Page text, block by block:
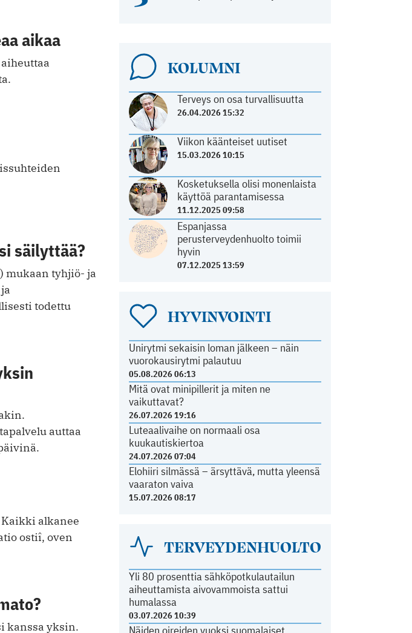
aikaa
säilyttää?
mukaan tyhjiö- ja
todettu
auttaa
alkanee
ostiî, oven
kanssa yksin.
KOLUMNI
Terveys on osa turvallisuutta
26.04.2026 15:32
Viikon käänteiset uutiset
15.03.2026 10:15
Kosketuksella olisi monenlaista
käyttöä parantamisessa
11.12.2025 09:58
Espanjassa
perusterveydenhuolto toimii
hyvin
07.12.2025 13:59
HYVINVOINTI
Unirytmi sekaisin loman jälkeen – näin
vuorokausirytmi palautuu
05.08.2026 06:13
Mitä ovat minipillerit ja miten ne
vaikuttavat?
26.07.2026 19:16
Luteaalivaihe on normaali osa
kuukautiskiertoa
24.07.2026 07:04
Elohiiri silmässä – ärsyttävä, mutta yleensä
vaaraton vaiva
15.07.2026 08:17
TERVEYDENHUOLTO
Yli 80 prosenttia sähköpotkulautailun
aiheuttamista aivovammoista sattui
humalassa
03.07.2026 10:39